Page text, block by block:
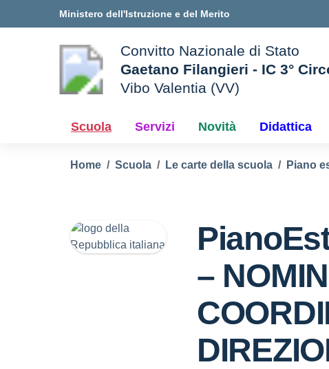
Ministero dell'Istruzione e del Merito
scuola
Convitto Nazionale di Stato
Gaetano Filangieri - IC 3°
Vibo Valentia (VV)
Scuola Servizi Novità Didattica
Home Scuola Le carte della scuola Piano
–